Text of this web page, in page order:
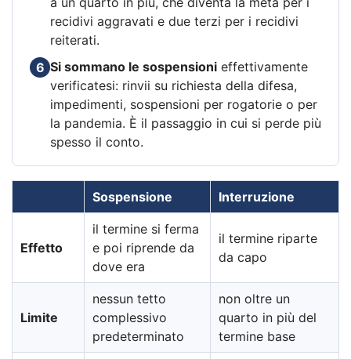
recidivi aggravati e due terzi per i recidivi
reiterati.
6 Si sommano le sospensioni effettivamente
verificatesi: rinvii su richiesta della difesa,
impedimenti, sospensioni per rogatorie o per
la pandemia. È il passaggio in cui si perde più
spesso il conto.
Sospensione Interruzione
Effetto
il termine si ferma
e poi riprende da
dove era
il termine riparte
da capo
Limite
nessun tetto
complessivo
predeterminato
non oltre un
quarto in più del
termine base